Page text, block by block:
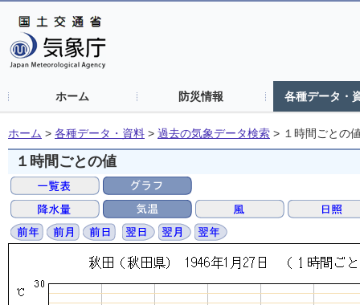
ホーム 防災情報 各種データ・
ホーム > 各種データ・資料 > 過去の気象データ検索 > １時間ごとの
１時間ごとの値